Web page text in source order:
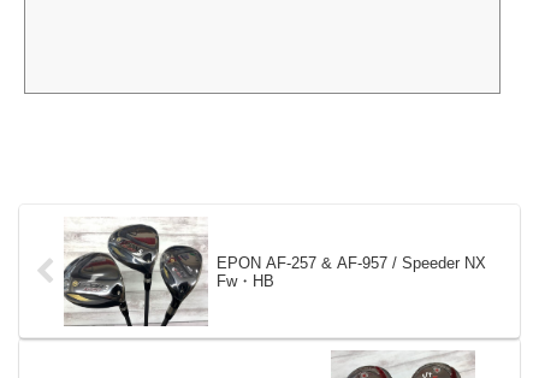
EPON AF-257 & AF-957 / Speeder NX
Fw・HB